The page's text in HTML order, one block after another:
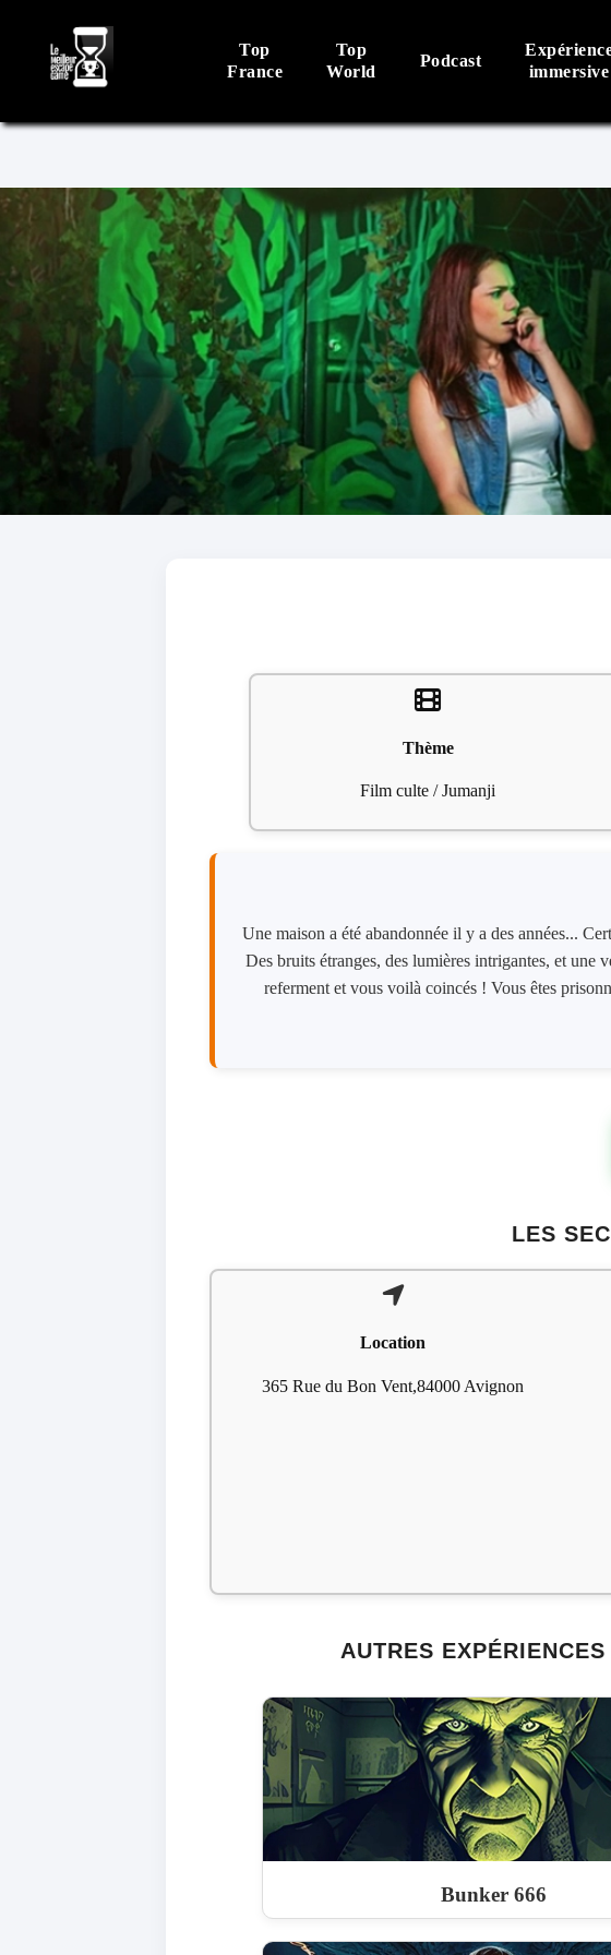
Top
France
Top
World
Podcast
immersive
Thème
Film culte / Jumanji
Une maison a été abandonnée il y a des années...
Des bruits étranges, des lumières intrigantes, et une
referment et vous voilà coincés ! Vous êtes
LES
Location
365 Rue du Bon Vent,84000 Avignon
AUTRES
Bunker 666